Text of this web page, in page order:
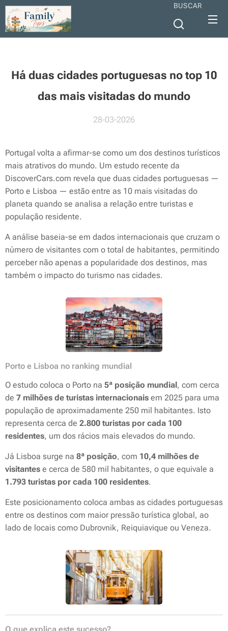
BUSCAR
Há duas cidades portuguesas no top 10
das mais visitadas do mundo
28-03-2026
Portugal volta a afirmar-se como um dos destinos turísticos
mais atrativos do mundo. Um estudo recente da
DiscoverCars.com revela que duas cidades portuguesas —
Porto e Lisboa — estão entre as 10 mais visitadas do
planeta quando se analisa a relação entre turistas e
população residente.
A análise baseia-se em dados internacionais que cruzam o
número de visitantes com o total de habitantes, permitindo
perceber não apenas a popularidade dos destinos, mas
também o impacto do turismo nas cidades.
Porto e Lisboa no ranking mundial
O estudo coloca o Porto na 5ª posição mundial, com cerca
de 7 milhões de turistas internacionais em 2025 para uma
população de aproximadamente 250 mil habitantes. Isto
representa cerca de 2.800 turistas por cada 100
residentes, um dos rácios mais elevados do mundo.
Já Lisboa surge na 8ª posição, com 10,4 milhões de
visitantes e cerca de 580 mil habitantes, o que equivale a
1.793 turistas por cada 100 residentes.
Este posicionamento coloca ambas as cidades portuguesas
entre os destinos com maior pressão turística global, ao
lado de locais como Dubrovnik, Reiquiavique ou Veneza.
O que explica este sucesso?